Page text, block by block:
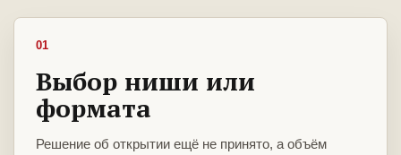
01
Выбор ниши или
формата
Решение об открытии ещё не принято, а объём